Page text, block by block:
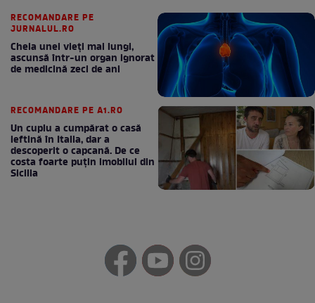
RECOMANDARE PE
JURNALUL.RO
Cheia unei vieți mai lungi,
ascunsă într-un organ ignorat
de medicină zeci de ani
RECOMANDARE PE A1.RO
Un cuplu a cumpărat o casă
ieftină în Italia, dar a
descoperit o capcană. De ce
costa foarte puțin imobilul din
Sicilia